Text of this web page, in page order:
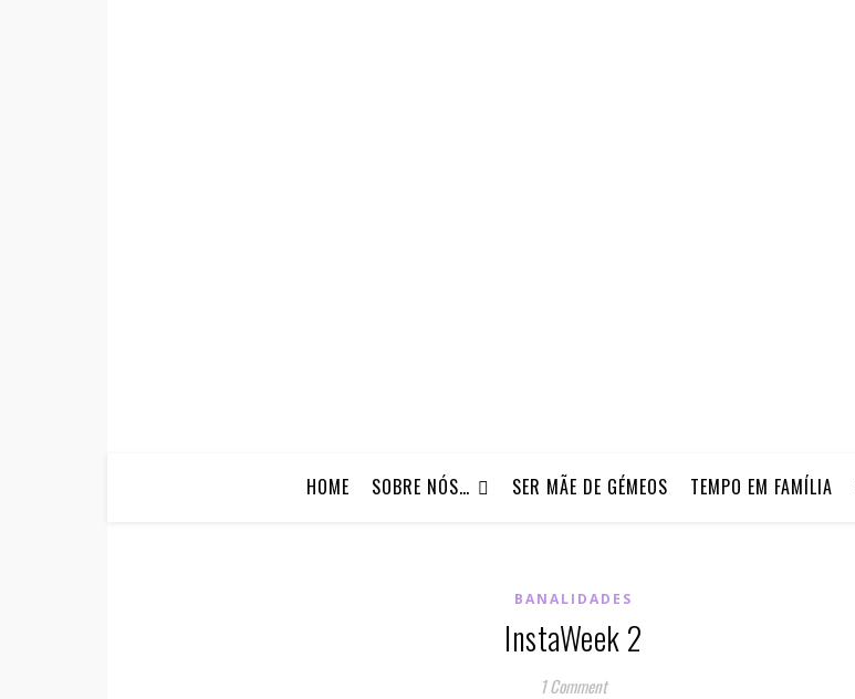
HOME SOBRE NÓS… SER MÃE DE GÉMEOS TEMPO EM FAMÍLIA
BANALIDADES
InstaWeek 2
1 Comment